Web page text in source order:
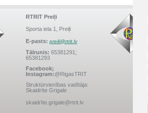
RTRIT Preiļi
Sporta iela 1, Preiļi
E-pasts: preili@rtrit.lv
Tālrunis: 65381291;
65381293
Facebook;
Instagram:@RigasTRIT
Struktūrvienības vadītāja:
Skaidrīte Grigale
skaidrīte.grigale@rtrit.lv